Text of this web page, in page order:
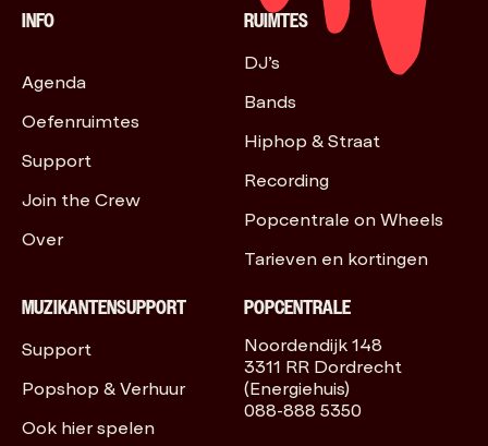
INFO
Agenda
Oefenruimtes
Support
Join the Crew
Over
RUIMTES
DJ’s
Bands
Hiphop & Straat
Recording
Popcentrale on Wheels
Tarieven en kortingen
MUZIKANTENSUPPORT
Support
Popshop & Verhuur
Ook hier spelen
POPCENTRALE
Noordendijk 148
3311 RR Dordrecht
(Energiehuis)
088-888 5350